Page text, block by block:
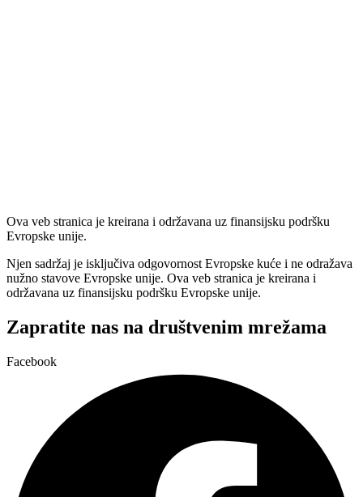
Ova veb stranica je kreirana i održavana uz finansijsku podršku
Evropske unije.
Njen sadržaj je isključiva odgovornost Evropske kuće i ne odražava
nužno stavove Evropske unije. Ova veb stranica je kreirana i
održavana uz finansijsku podršku Evropske unije.
Zapratite nas na društvenim mrežama
Facebook